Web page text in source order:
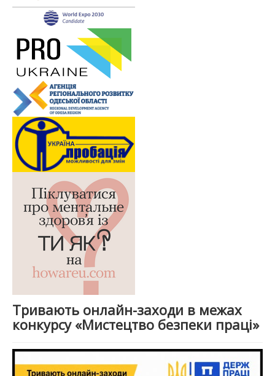
Тривають онлайн-заходи в межах
конкурсу «Мистецтво безпеки праці»